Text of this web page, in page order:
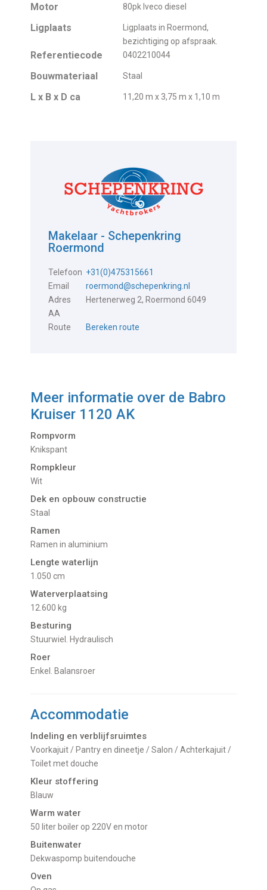
Motor 80pk Iveco diesel
Ligplaats
Ligplaats in Roermond,
bezichtiging op afspraak.
Referentiecode 0402210044
Bouwmateriaal Staal
L x B x D ca 11,20 m x 3,75 m x 1,10 m
Makelaar - Schepenkring
Roermond
Telefoon +31(0)475315661
Email
roermond@schepenkring.nl
Adres
Hertenerweg 2, Roermond 6049
AA
Route
Bereken route
Meer informatie over de Babro
Kruiser 1120 AK
Rompvorm
Knikspant
Rompkleur
Wit
Dek en opbouw constructie
Staal
Ramen
Ramen in aluminium
Lengte waterlijn
1.050 cm
Waterverplaatsing
12.600 kg
Besturing
Stuurwiel. Hydraulisch
Roer
Enkel. Balansroer
Accommodatie
Indeling en verblijfsruimtes
Voorkajuit / Pantry en dineetje / Salon / Achterkajuit /
Toilet met douche
Kleur stoffering
Blauw
Warm water
50 liter boiler op 220V en motor
Buitenwater
dekwaspomp buitendouche
Oven